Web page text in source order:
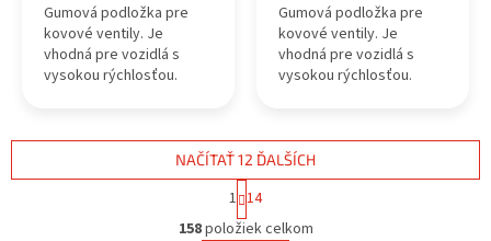
Gumová podložka pre
kovové ventily. Je
vhodná pre vozidlá s
vysokou rýchlosťou.
rchlosťou. Priemer 66mm
Gumová podložka pre
kovové ventily. Je
vhodná pre vozidlá s
vysokou rýchlosťou.
rchlosťou. Priemer 72mm
O
NAČÍTAŤ 12 ĎALŠÍCH
S
t
r
1 14
158položiek celkom